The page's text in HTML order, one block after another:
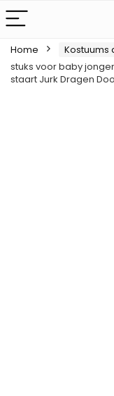
Home Kostuums
stuks voor baby
staart Jurk Dragen